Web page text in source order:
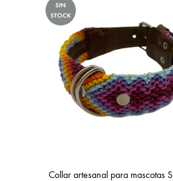
SIN
STOCK
Collar artesanal para mascotas S